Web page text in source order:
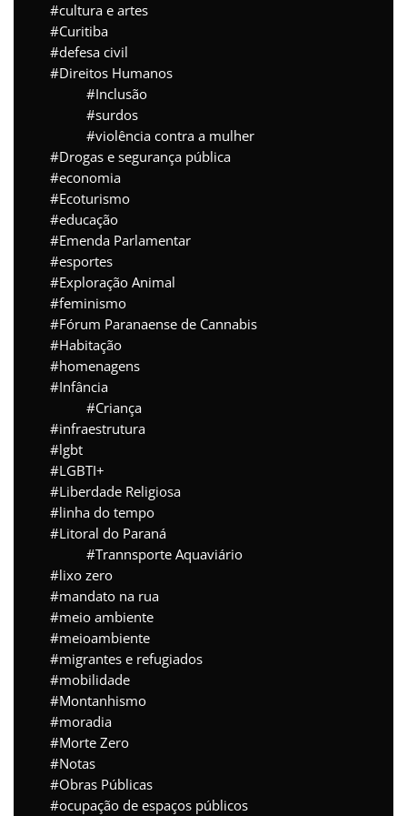
cultura e artes
Curitiba
defesa civil
Direitos Humanos
Inclusão
surdos
violência contra a mulher
Drogas e segurança pública
economia
Ecoturismo
educação
Emenda Parlamentar
esportes
Exploração Animal
feminismo
Fórum Paranaense de Cannabis
Habitação
homenagens
Infância
Criança
infraestrutura
lgbt
LGBTI+
Liberdade Religiosa
linha do tempo
Litoral do Paraná
Trannsporte Aquaviário
lixo zero
mandato na rua
meio ambiente
meioambiente
migrantes e refugiados
mobilidade
Montanhismo
moradia
Morte Zero
Notas
Obras Públicas
ocupação de espaços públicos